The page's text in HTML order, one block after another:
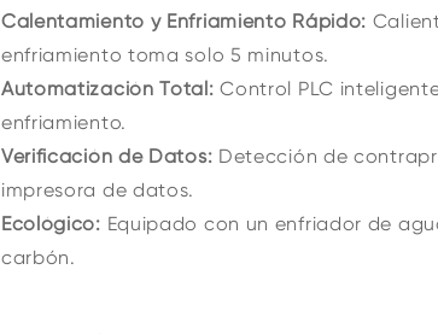
Calentamiento y Enfriamiento Rápido:
enfriamiento toma solo 5 minutos.
Automatización Total: Control PLC
enfriamiento.
Verificación de Datos: Detección de
impresora de datos.
Ecológico: Equipado con un enfriador de
carbón.